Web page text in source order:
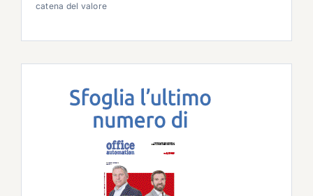
catena del valore